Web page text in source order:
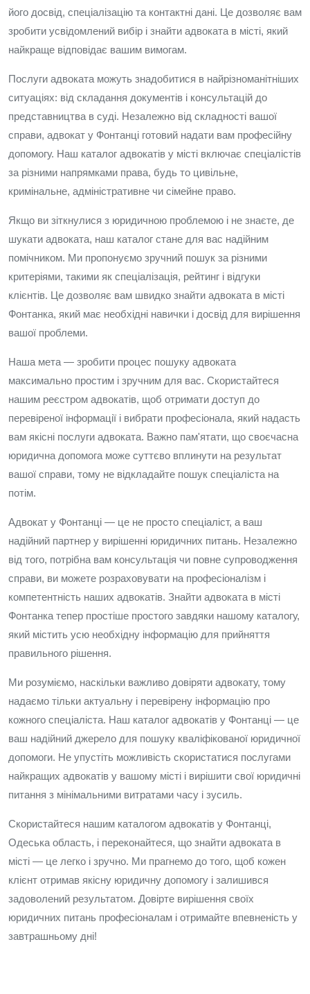
його досвід, спеціалізацію та контактні дані. Це дозволяє вам
зробити усвідомлений вибір і знайти адвоката в місті, який
найкраще відповідає вашим вимогам.
Послуги адвоката можуть знадобитися в найрізноманітніших
ситуаціях: від складання документів і консультацій до
представництва в суді. Незалежно від складності вашої
справи, адвокат у Фонтанці готовий надати вам професійну
допомогу. Наш каталог адвокатів у місті включає спеціалістів
за різними напрямками права, будь то цивільне,
кримінальне, адміністративне чи сімейне право.
Якщо ви зіткнулися з юридичною проблемою і не знаєте, де
шукати адвоката, наш каталог стане для вас надійним
помічником. Ми пропонуємо зручний пошук за різними
критеріями, такими як спеціалізація, рейтинг і відгуки
клієнтів. Це дозволяє вам швидко знайти адвоката в місті
Фонтанка, який має необхідні навички і досвід для вирішення
вашої проблеми.
Наша мета — зробити процес пошуку адвоката
максимально простим і зручним для вас. Скористайтеся
нашим реєстром адвокатів, щоб отримати доступ до
перевіреної інформації і вибрати професіонала, який надасть
вам якісні послуги адвоката. Важно пам'ятати, що своєчасна
юридична допомога може суттєво вплинути на результат
вашої справи, тому не відкладайте пошук спеціаліста на
потім.
Адвокат у Фонтанці — це не просто спеціаліст, а ваш
надійний партнер у вирішенні юридичних питань. Незалежно
від того, потрібна вам консультація чи повне супроводження
справи, ви можете розраховувати на професіоналізм і
компетентність наших адвокатів. Знайти адвоката в місті
Фонтанка тепер простіше простого завдяки нашому каталогу,
який містить усю необхідну інформацію для прийняття
правильного рішення.
Ми розуміємо, наскільки важливо довіряти адвокату, тому
надаємо тільки актуальну і перевірену інформацію про
кожного спеціаліста. Наш каталог адвокатів у Фонтанці — це
ваш надійний джерело для пошуку кваліфікованої юридичної
допомоги. Не упустіть можливість скористатися послугами
найкращих адвокатів у вашому місті і вирішити свої юридичні
питання з мінімальними витратами часу і зусиль.
Скористайтеся нашим каталогом адвокатів у Фонтанці,
Одеська область, і переконайтеся, що знайти адвоката в
місті — це легко і зручно. Ми прагнемо до того, щоб кожен
клієнт отримав якісну юридичну допомогу і залишився
задоволений результатом. Довірте вирішення своїх
юридичних питань професіоналам і отримайте впевненість у
завтрашньому дні!